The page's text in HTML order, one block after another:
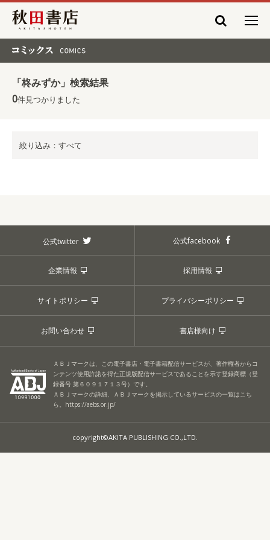
秋田書店
「柊みずか」検索結果
0件見つかりました
絞り込み：すべて
公式twitter 公式facebook
企業情報 採用情報
サイトポリシー プライバシーポリシー
お問い合わせ 書店様向け
ＡＢＪマークは、この電子書店・電子書籍配信サービスが、著作権者からコ
ンテンツ使用許諾を得た正規版配信サービスであることを示す登録商標（登
録番号 第６０９１７１３号）です。
ＡＢＪマークの詳細、ＡＢＪマークを掲示しているサービスの一覧はこち
ら。 https://aebs.or.jp/
copyright©AKITA PUBLISHING CO.,LTD.